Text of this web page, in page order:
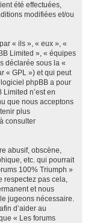
été effectuées,
modifiées et/ou
« ils », « eux », «
Limited », « équipes
déclarée sous la «
« GPL ») et qui peut
phpBB a pour
n’est en
que nous acceptons
plus
consulter
abusif, obscène,
etc. qui pourrait
100% Triumph »
respectez pas cela,
et nous
jugeons nécessaire.
d’aider au
« Les forums